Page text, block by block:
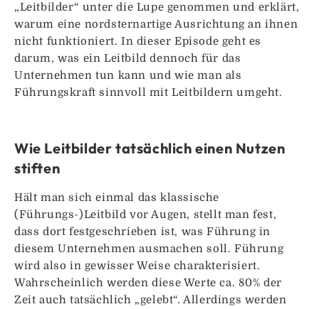
„Leitbilder“ unter die Lupe genommen und erklärt,
warum eine nordsternartige Ausrichtung an ihnen
nicht funktioniert. In dieser Episode geht es
darum, was ein Leitbild dennoch für das
Unternehmen tun kann und wie man als
Führungskraft sinnvoll mit Leitbildern umgeht.
Wie Leitbilder tatsächlich einen Nutzen
stiften
Hält man sich einmal das klassische
(Führungs-)Leitbild vor Augen, stellt man fest,
dass dort festgeschrieben ist, was Führung in
diesem Unternehmen ausmachen soll. Führung
wird also in gewisser Weise charakterisiert.
Wahrscheinlich werden diese Werte ca. 80% der
Zeit auch tatsächlich „gelebt“. Allerdings werden